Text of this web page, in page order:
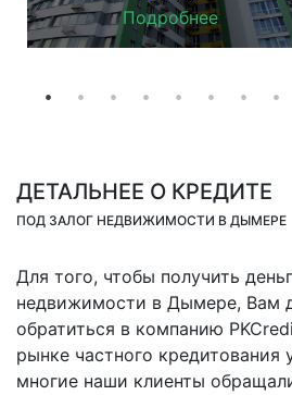
Подробнее
ДЕТАЛЬНЕЕ О КРЕДИТЕ
ПОД ЗАЛОГ НЕДВИЖИМОСТИ В ДЫМЕРЕ
Для того, чтобы получить
недвижимости в Дымере, Вам
обратиться в компанию
рынке частного кредитования
многие наши клиенты